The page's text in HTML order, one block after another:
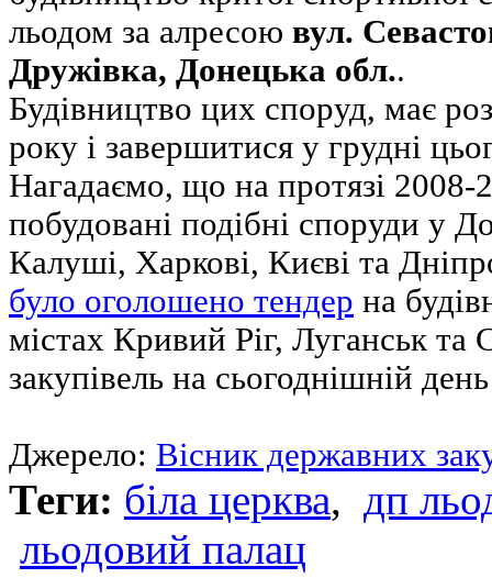
льодом за алресою вул.
Дружівка, Донецька обл..
Будівництво цих споруд, має
року і завершитися у грудні
Нагадаємо, що на протязі 2008-
побудовані подібні споруди у
Калуші, Харкові, Києві та
було оголошено тендер на
містах Кривий Ріг, Луганськ та
закупівель на сьогоднішній
Джерело: Вісник державних
Теги: біла церква, дп
льодовий палац